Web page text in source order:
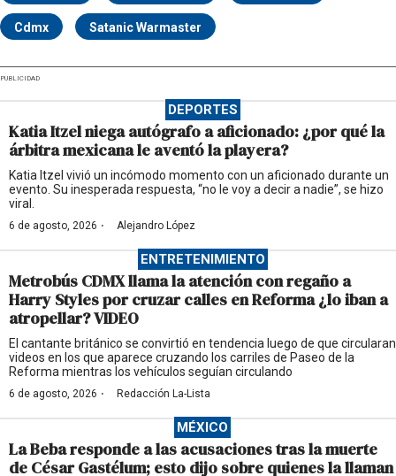
Cdmx Satanic Warmaster
PUBLICIDAD
DEPORTES
Katia Itzel niega autógrafo a aficionado: ¿por qué la
árbitra mexicana le aventó la playera?
Katia Itzel vivió un incómodo momento con un aficionado durante un
evento. Su inesperada respuesta, “no le voy a decir a nadie”, se hizo
viral.
6 de agosto, 2026 · Alejandro López
ENTRETENIMIENTO
Metrobús CDMX llama la atención con regaño a
Harry Styles por cruzar calles en Reforma ¿lo iban a
atropellar? VIDEO
El cantante británico se convirtió en tendencia luego de que circularan
videos en los que aparece cruzando los carriles de Paseo de la
Reforma mientras los vehículos seguían circulando
6 de agosto, 2026 · Redacción La-Lista
MÉXICO
La Beba responde a las acusaciones tras la muerte
de César Gastélum; esto dijo sobre quienes la llaman